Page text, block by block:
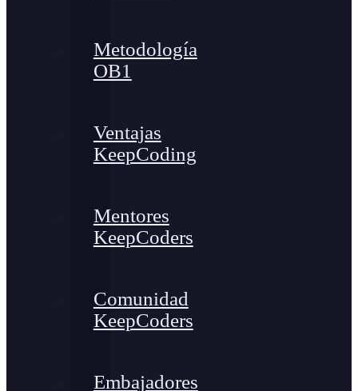
Metodología
OB1
Ventajas
KeepCoding
Mentores
KeepCoders
Comunidad
KeepCoders
Embajadores